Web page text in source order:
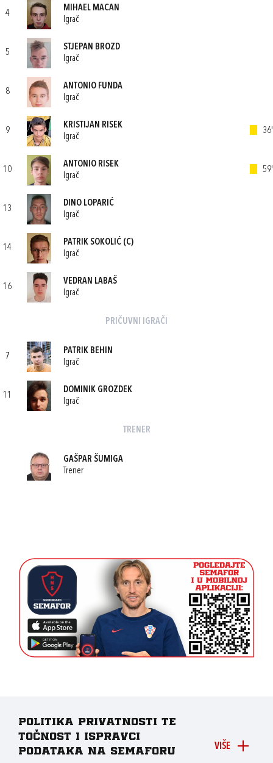
4
MIHAEL MACAN
Igrač
5
STJEPAN BROZD
Igrač
8
ANTONIO FUNDA
Igrač
9
KRISTIJAN RISEK
Igrač
36'
10
ANTONIO RISEK
Igrač
59'
13
DINO LOPARIĆ
Igrač
14
PATRIK SOKOLIĆ (C)
Igrač
16
VEDRAN LABAŠ
Igrač
PRIČUVNI IGRAČI
7
PATRIK BEHIN
Igrač
11
DOMINIK GROZDEK
Igrač
TRENER
GAŠPAR ŠUMIGA
Trener
VIŠE
Politika privatnosti te
točnost i ispravci
podataka na Semaforu